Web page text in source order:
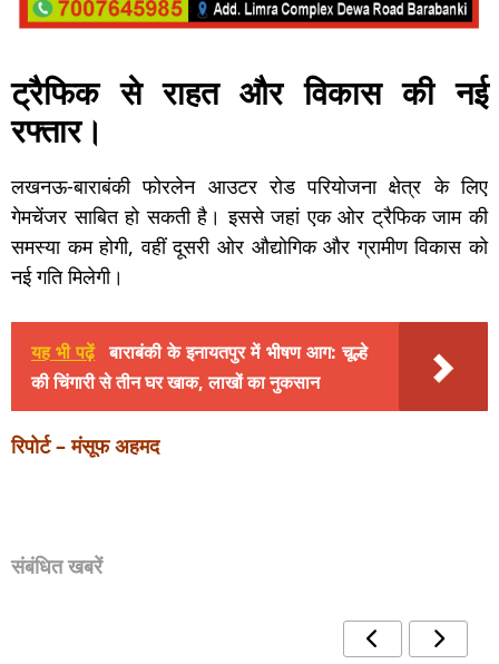
ट्रैफिक से राहत और विकास की नई
रफ्तार।
लखनऊ-बाराबंकी फोरलेन आउटर रोड परियोजना क्षेत्र के लिए
गेमचेंजर साबित हो सकती है। इससे जहां एक ओर ट्रैफिक जाम की
समस्या कम होगी, वहीं दूसरी ओर औद्योगिक और ग्रामीण विकास को
नई गति मिलेगी।
यह भी पढ़ें बाराबंकी के इनायतपुर में भीषण आग: चूल्हे
की चिंगारी से तीन घर खाक, लाखों का नुकसान
रिपोर्ट – मंसूफ अहमद
संबंधित खबरें